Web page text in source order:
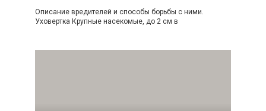
Описание вредителей и способы борьбы с ними.
Уховертка Крупные насекомые, до 2 см в